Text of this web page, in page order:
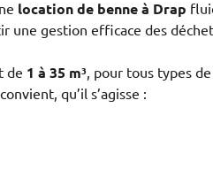
location de benne à Drap
une gestion efficace des
de 1 à 35 m³, pour tous types
qu’il s’agisse :